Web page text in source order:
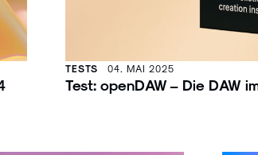
TESTS 04. MAI 2025
Test: openDAW – Die DAW